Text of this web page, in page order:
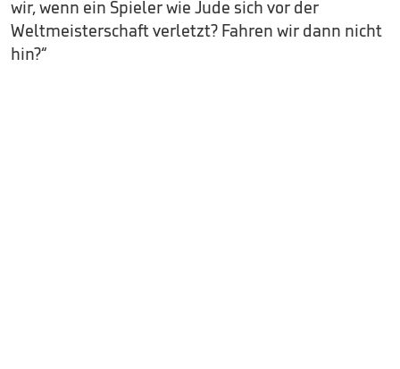
wir, wenn ein Spieler wie Jude sich vor der
Weltmeisterschaft verletzt? Fahren wir dann nicht
hin?“